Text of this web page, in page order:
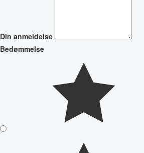
Din anmeldelse
Bedømmelse